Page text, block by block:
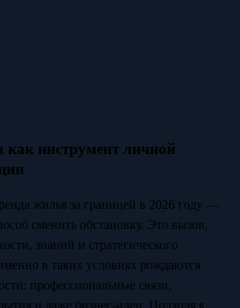
как инструмент личной
жилья за границей в 2026 году —
сменить обстановку. Это вызов,
знаний и стратегического
в таких условиях рождаются
профессиональные связи,
и даже бизнес-идеи. Подходя к